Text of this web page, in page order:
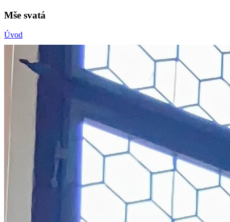
Mše svatá
Úvod